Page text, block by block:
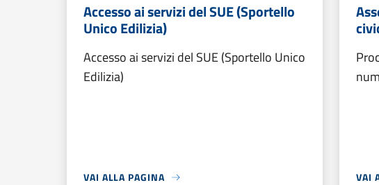
Accesso ai servizi del SUE (Sportello
Unico Edilizia)
Accesso ai servizi del SUE (Sportello Unico
Edilizia)
VAI ALLA PAGINA VAI